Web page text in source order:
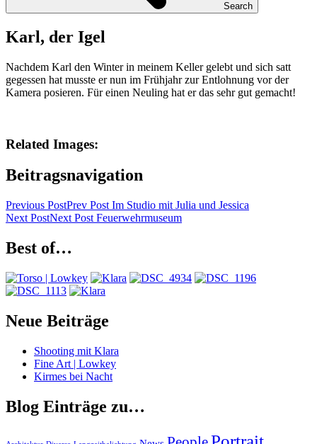
Search
Karl, der Igel
Nachdem Karl den Winter in meinem Keller gelebt und sich satt
gegessen hat musste er nun im Frühjahr zur Entlohnung vor der
Kamera posieren. Für einen Neuling hat er das sehr gut gemacht!
Related Images:
Beitragsnavigation
Previous PostPrev Post Im Studio mit Julia und Jessica
Next PostNext Post Feuerwehrmuseum
Best of…
Neue Beiträge
Shooting mit Klara
Fine Art | Lowkey
Kirmes bei Nacht
Blog Einträge zu…